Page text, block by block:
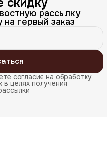
рассылку
на первый заказ
согласие на обработку
в целях получения